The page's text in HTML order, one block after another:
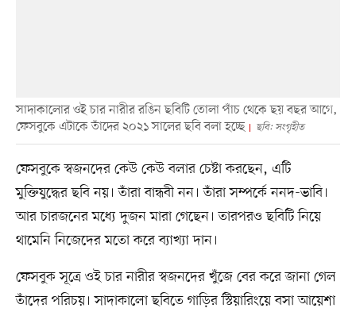
সাদাকালোর ওই চার নারীর রঙিন ছবিটি তোলা পাঁচ থেকে ছয় বছর আগে,
ফেসবুকে এটাকে তাঁদের ২০২১ সালের ছবি বলা হচ্ছে
ছবি: সংগৃহীত
ফেসবুকে স্বজনদের কেউ কেউ বলার চেষ্টা করছেন, এটি
মুক্তিযুদ্ধের ছবি নয়। তাঁরা বান্ধবী নন। তাঁরা সম্পর্কে ননদ-ভাবি।
আর চারজনের মধ্যে দুজন মারা গেছেন। তারপরও ছবিটি নিয়ে
থামেনি নিজেদের মতো করে ব্যাখ্যা দান।
ফেসবুক সূত্রে ওই চার নারীর স্বজনদের খুঁজে বের করে জানা গেল
তাঁদের পরিচয়। সাদাকালো ছবিতে গাড়ির স্টিয়ারিংয়ে বসা আয়েশা